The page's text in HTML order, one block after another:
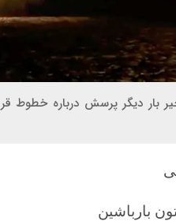
بار دیگر پرسش درباره خطوط
بارباشین